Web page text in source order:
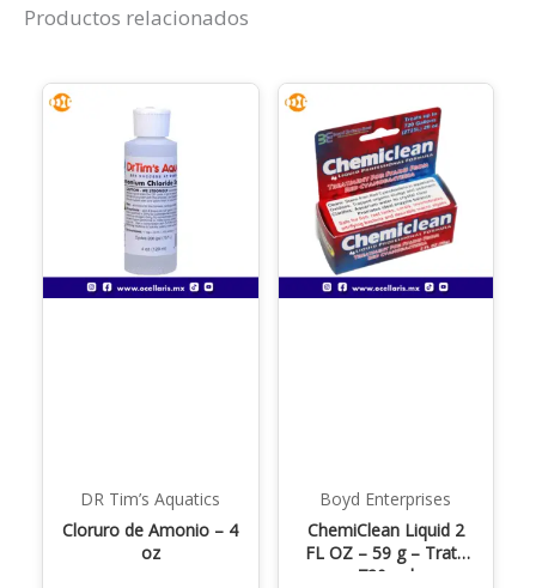
Productos relacionados
DR Tim’s Aquatics
Cloruro de Amonio – 4
oz
Boyd Enterprises
ChemiClean Liquid 2
FL OZ – 59 g – Trata
720 gal